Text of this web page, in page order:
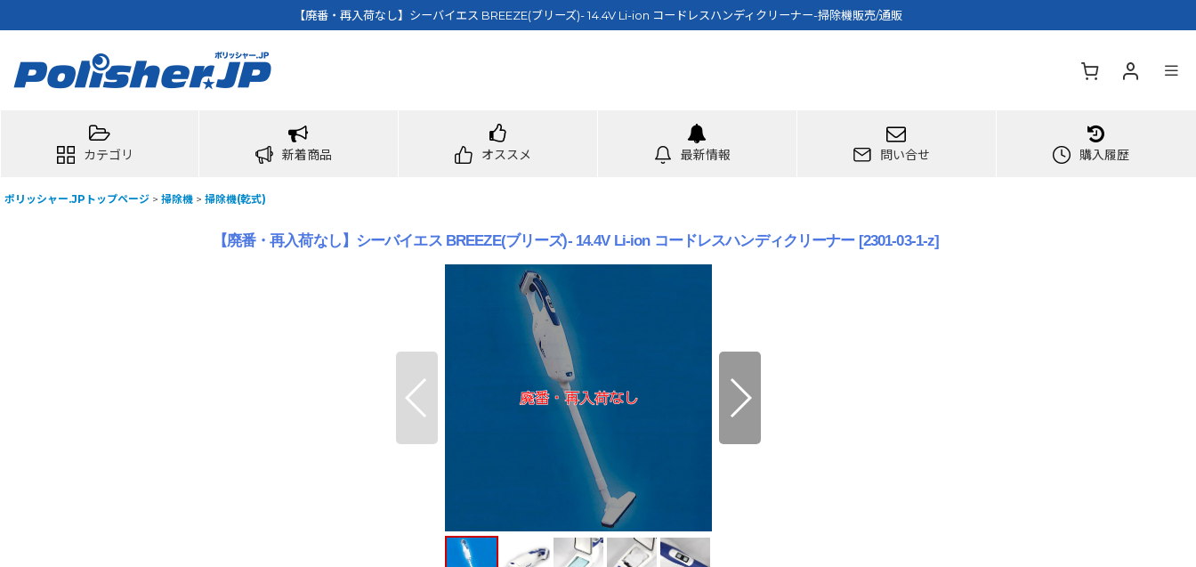
【廃番・再入荷なし】シーバイエス BREEZE(ブリーズ)- 14.4V Li-ion コードレスハンディクリーナー-掃除機販売/通販
カテゴリ 新着商品 オススメ 最新情報 問い合せ 購入履歴
ポリッシャー.JPトップページ > 掃除機 > 掃除機(乾式)
【廃番・再入荷なし】シーバイエス BREEZE(ブリーズ)- 14.4V Li-ion コードレスハンディクリーナー [2301-03-1-z]